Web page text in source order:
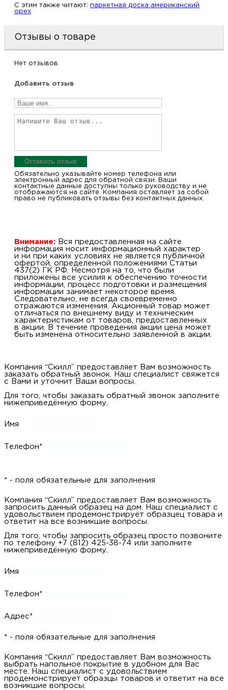
C этим также читают: паркетная доска американский
орех
Отзывы о товаре
Нет отзывов
Добавить отзыв
Оставить отзыв
Обязательно указывайте номер телефона или
электронный адрес для обратной связи. Ваши
контактные данные доступны только руководству и не
отображаются на сайте. Компания оставляет за собой
право не публиковать отзывы без контактных данных.
Внимание: Вся предоставленная на сайте
информация носит информационный характер
и ни при каких условиях не является публичной
офертой, определенной положениями Статьи
437(2) ГК РФ. Несмотря на то, что были
приложены все усилия к обеспечению точности
информации, процесс подготовки и размещения
информации занимает некоторое время.
Следовательно, не всегда своевременно
отражаются изменения. Акционный товар может
отличаться по внешнему виду и техническим
характеристикам от товаров, предоставленных
в акции. В течение проведения акции цена может
быть изменена относительно заявленной в акции.
Компания “Скилл” предоставляет Вам возможность
заказать обратный звонок. Наш специалист свяжется
с Вами и уточнит Ваши вопросы.
Для того, чтобы заказать обратный звонок заполните
нижеприведённую форму.
Имя
Телефон*
* - поля обязательные для заполнения
Компания “Скилл” предоставляет Вам возможность
запросить данный образец на дом. Наш специалист с
удовольствием продемонстрирует образцец товара и
ответит на все возникшие вопросы.
Для того, чтобы запросить образец просто позвоните
по телефону +7 (812) 425-38-74 или заполните
нижеприведённую форму.
Имя
Телефон*
Адрес*
* - поля обязательные для заполнения
Компания “Скилл” предоставляет Вам возможность
выбрать напольное покрытие в удобном для Вас
месте. Наш специалист с удовольствием
продемонстрирует образцы товаров и ответит на все
возникшие вопросы.